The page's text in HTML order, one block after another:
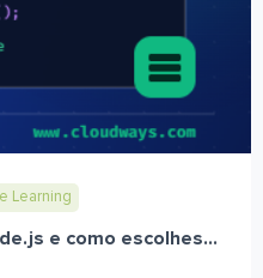
Learning
e como escolhes...